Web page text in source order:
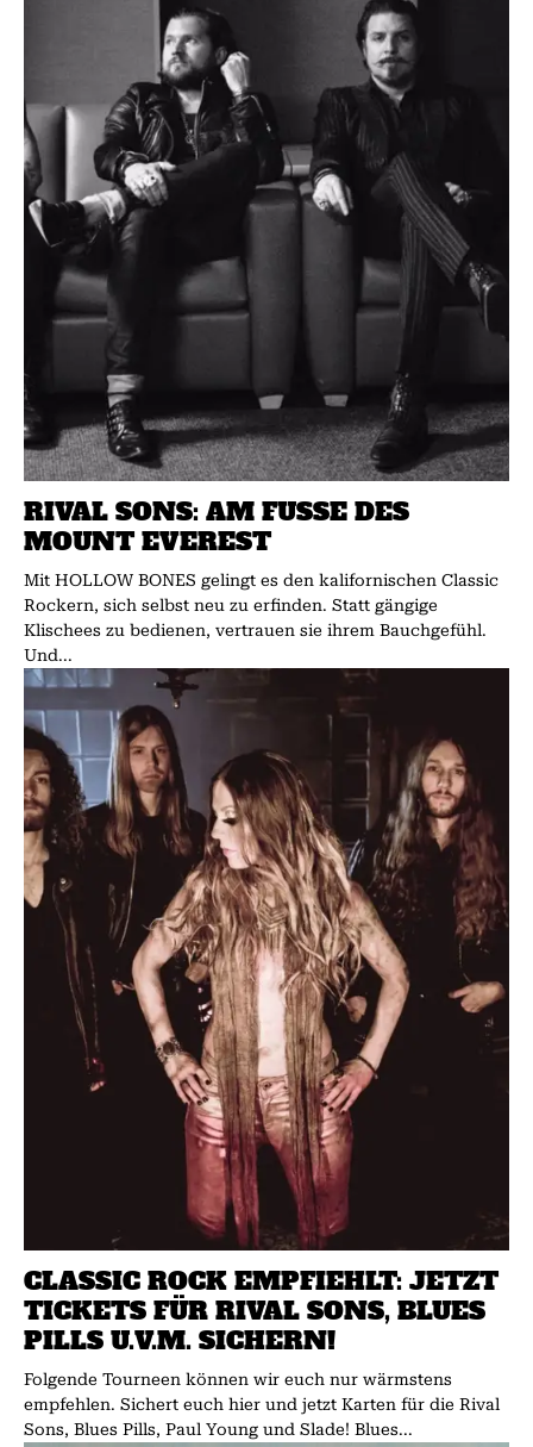
RIVAL SONS: AM FUSSE DES M
OUNT EVEREST
Mit HOLLOW BONES gelingt es den kalifornischen Classic
Rockern, sich selbst neu zu erfinden. Statt gängige
Klischees zu bedienen, vertrauen sie ihrem Bauchgefühl.
Und...
CLASSIC ROCK EMPFIEHLT: JETZT
TICKETS FÜR RIVAL SONS, BLUES
PILLS U.V.M. SICHERN!
Folgende Tourneen können wir euch nur wärmstens
empfehlen. Sichert euch hier und jetzt Karten für die Rival
Sons, Blues Pills, Paul Young und Slade! Blues...